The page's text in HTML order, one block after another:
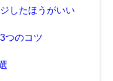
したほうがいい
つのコツ